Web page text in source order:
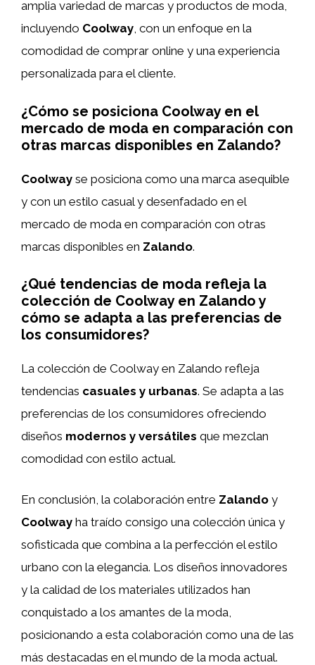
amplia variedad de marcas y productos de moda,
incluyendo Coolway, con un enfoque en la
comodidad de comprar online y una experiencia
personalizada para el cliente.
¿Cómo se posiciona Coolway en el
mercado de moda en comparación con
otras marcas disponibles en Zalando?
Coolway se posiciona como una marca asequible
y con un estilo casual y desenfadado en el
mercado de moda en comparación con otras
marcas disponibles en Zalando.
¿Qué tendencias de moda refleja la
colección de Coolway en Zalando y
cómo se adapta a las preferencias de
los consumidores?
La colección de Coolway en Zalando refleja
tendencias casuales y urbanas. Se adapta a las
preferencias de los consumidores ofreciendo
diseños modernos y versátiles que mezclan
comodidad con estilo actual.
En conclusión, la colaboración entre Zalando y
Coolway ha traído consigo una colección única y
sofisticada que combina a la perfección el estilo
urbano con la elegancia. Los diseños innovadores
y la calidad de los materiales utilizados han
conquistado a los amantes de la moda,
posicionando a esta colaboración como una de las
más destacadas en el mundo de la moda actual.